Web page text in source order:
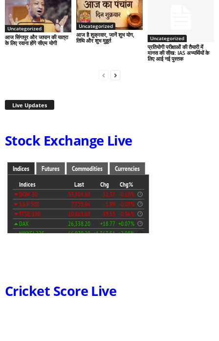
Uncategorized
आज सिंगापुर और जापान की यात्रा
के लिए रवाना होंगे सीएम योगी
Uncategorized
आज है शुक्रवार, जानें शुभ योग,
तिथि और शुभ मुहूर्त
Uncategorized
प्रतियोगी परीक्षाओं की तैयारी में
मानस की सीख: IAS अभ्यर्थियों के
लिए आई नई पुस्तक
Live Updates
Stock Exchange Live
Cricket Score Live